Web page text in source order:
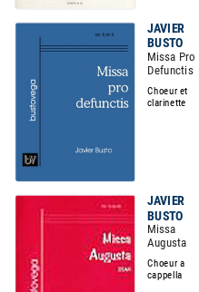
JAVIER
BUSTO
Missa Pro
Defunctis
Choeur et
clarinette
JAVIER
BUSTO
Missa
Augusta
Choeur a
cappella